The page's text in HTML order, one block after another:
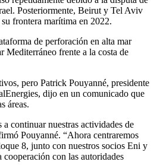
Posteriormente, Beirut y Tel Aviv
frontera marítima en 2022.
de perforación en alta mar
Mediterráneo frente a la costa de
pero Patrick Pouyanné, presidente
dijo en un comunicado que
áreas.
continuar nuestras actividades de
Pouyanné. “Ahora centraremos
8, junto con nuestros socios Eni y
cooperación con las autoridades